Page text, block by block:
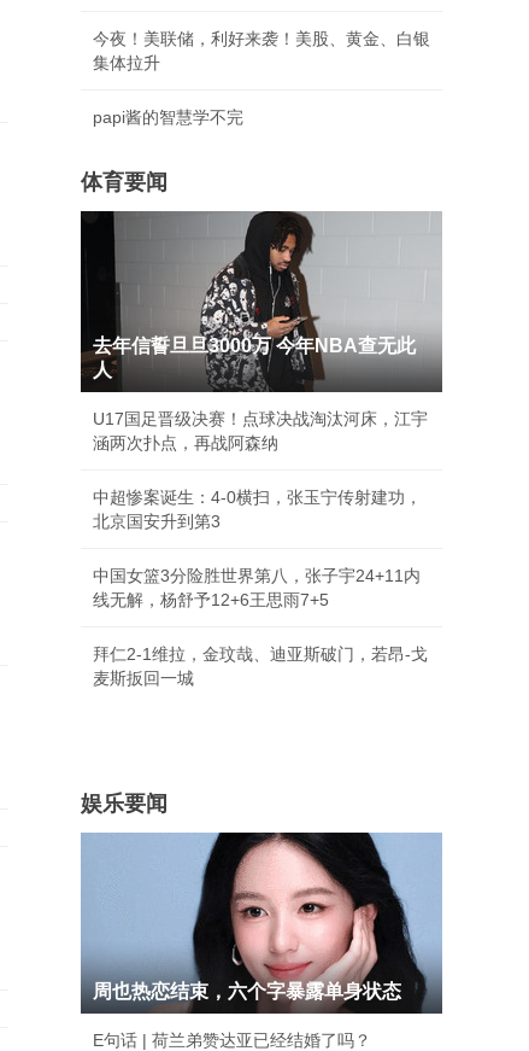
今夜！美联储，利好来袭！美股、黄金、白银
集体拉升
papi酱的智慧学不完
体育要闻
去年信誓旦旦3000万 今年NBA查无此
人
U17国足晋级决赛！点球决战淘汰河床，江宇
涵两次扑点，再战阿森纳
中超惨案诞生：4-0横扫，张玉宁传射建功，
北京国安升到第3
中国女篮3分险胜世界第八，张子宇24+11内
线无解，杨舒予12+6王思雨7+5
拜仁2-1维拉，金玟哉、迪亚斯破门，若昂-戈
麦斯扳回一城
娱乐要闻
周也热恋结束，六个字暴露单身状态
E句话 | 荷兰弟赞达亚已经结婚了吗？